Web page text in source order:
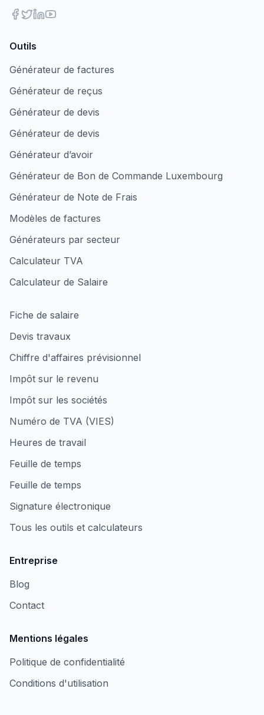
Outils
Générateur de factures
Générateur de reçus
Générateur de devis
Générateur de devis
Générateur d’avoir
Générateur de Bon de Commande Luxembourg
Générateur de Note de Frais
Modèles de factures
Générateurs par secteur
Calculateur TVA
Calculateur de Salaire
Fiche de salaire
Devis travaux
Chiffre d'affaires prévisionnel
Impôt sur le revenu
Impôt sur les sociétés
Numéro de TVA (VIES)
Heures de travail
Feuille de temps
Feuille de temps
Signature électronique
Tous les outils et calculateurs
Entreprise
Blog
Contact
Mentions légales
Politique de confidentialité
Conditions d'utilisation